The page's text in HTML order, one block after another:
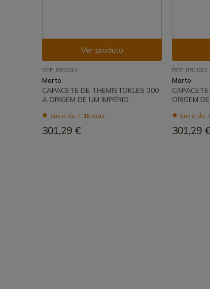
Ver produto
REF: 881014
Marto
CAPACETE DE THEMISTOKLES 300
A ORIGEM DE UM IMPÉRIO
Envio de 7-15 dias
301,29 €
REF: 881022
Marto
ORIGEM
Envio de
301,29 €